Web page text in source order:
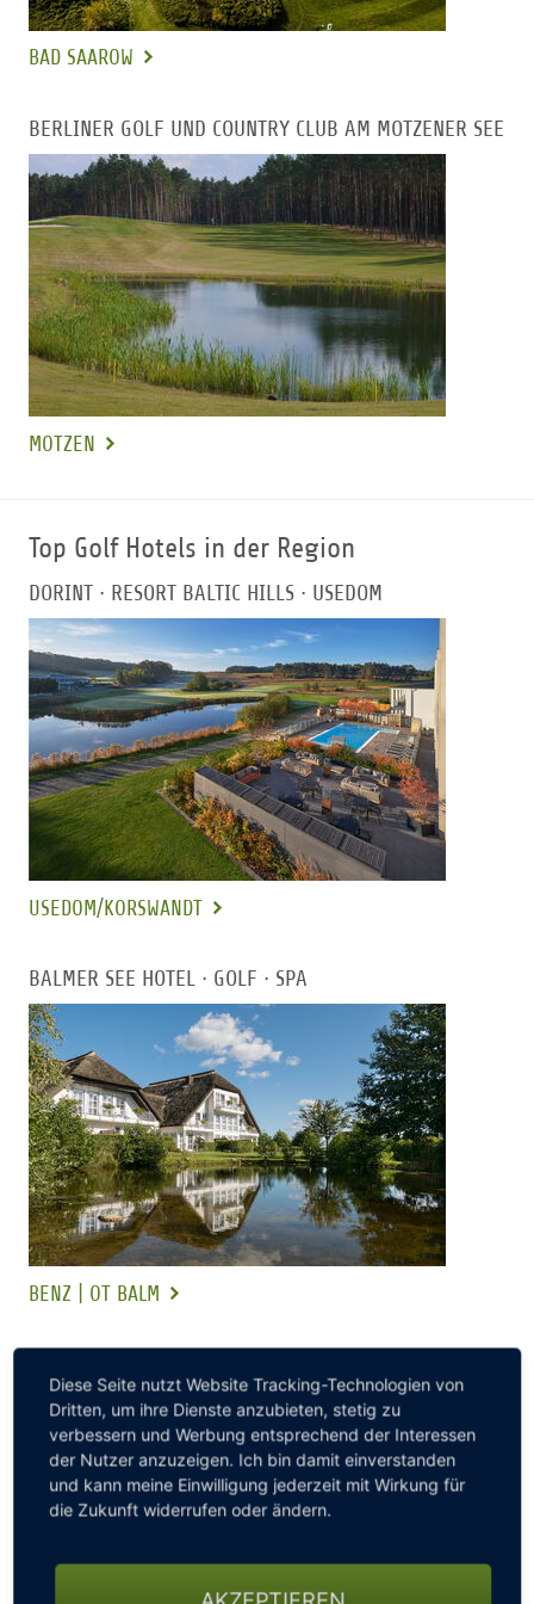
BAD SAAROW
BERLINER GOLF UND COUNTRY CLUB AM MOTZENER SEE
MOTZEN
Top Golf Hotels in der Region
DORINT ∙ RESORT BALTIC HILLS ∙ USEDOM
USEDOM/KORSWANDT
BALMER SEE HOTEL ∙ GOLF ∙ SPA
BENZ | OT BALM
Diese Seite nutzt Website Tracking-Technologien von
Dritten, um ihre Dienste anzubieten, stetig zu
verbessern und Werbung entsprechend der Interessen
der Nutzer anzuzeigen. Ich bin damit einverstanden
und kann meine Einwilligung jederzeit mit Wirkung für
die Zukunft widerrufen oder ändern.